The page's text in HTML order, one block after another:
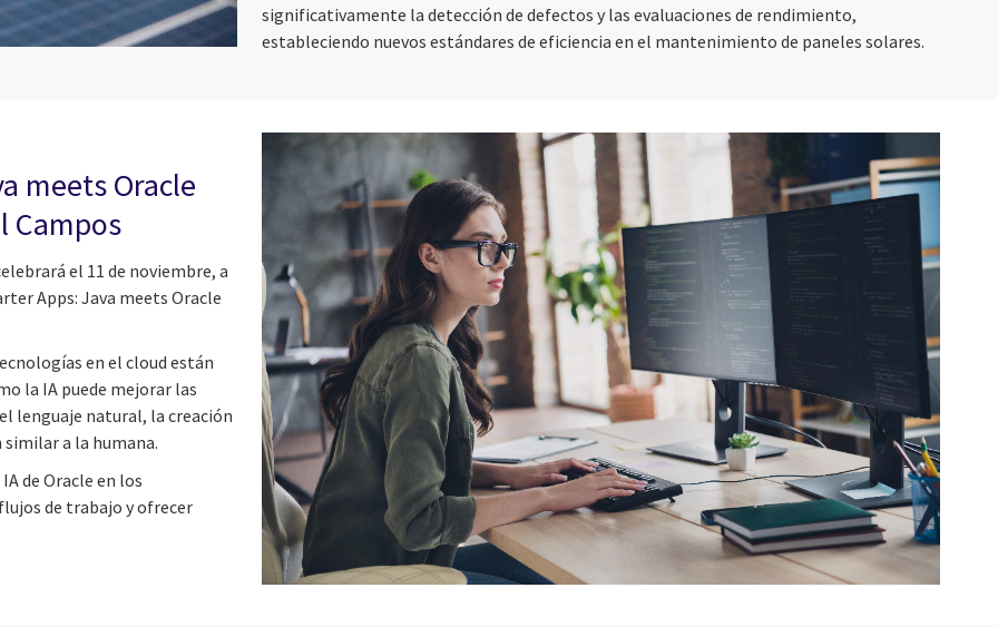
significativamente la detección de defectos y las evaluaciones de rendimiento,
estableciendo nuevos estándares de eficiencia en el mantenimiento de paneles solares.
meets Oracle
Campos
el 11 de noviembre, a
Apps: Java meets Oracle
en el cloud están
la IA puede mejorar las
lenguaje natural, la creación
a la humana.
de Oracle en los
de trabajo y ofrecer